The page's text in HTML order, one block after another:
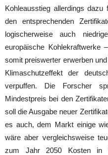
Kohleausstieg allerdings
den entsprechenden
logischerweise auch
europäische
somit preiswerter erwerben
Klimaschutzeffekt der
verpuffen. Die Forscher
Mindestpreis bei den
soll die Ausgabe neuer
es auch, dem Markt einige
wäre aber vergleichsweise
zum Jahr 2050 Kosten in